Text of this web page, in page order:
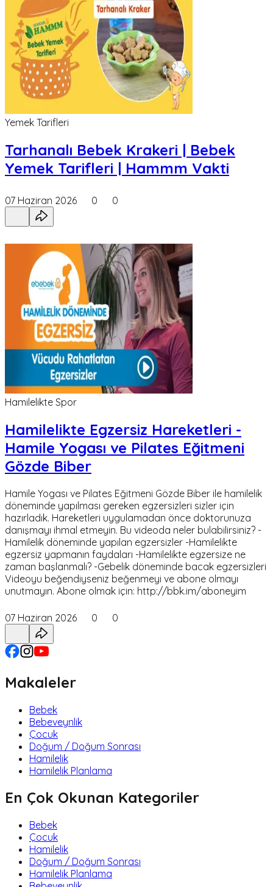
Yemek Tarifleri
Tarhanalı Bebek Krakeri | Bebek
Yemek Tarifleri | Hammm Vakti
07 Haziran 2026 0 0
Hamilelikte Spor
Hamilelikte Egzersiz Hareketleri -
Hamile Yogası ve Pilates Eğitmeni
Gözde Biber
Hamile Yogası ve Pilates Eğitmeni Gözde Biber ile hamilelik
döneminde yapılması gereken egzersizleri sizler için
hazırladık. Hareketleri uygulamadan önce doktorunuza
danışmayı ihmal etmeyin. Bu videoda neler bulabilirsiniz? -
Hamilelik döneminde yapılan egzersizler -Hamilelikte
egzersiz yapmanın faydaları -Hamilelikte egzersize ne
zaman başlanmalı? -Gebelik döneminde bacak egzersizleri
Videoyu beğendiyseniz beğenmeyi ve abone olmayı
unutmayın. Abone olmak için: http://bbk.im/aboneyim
07 Haziran 2026 0 0
Makaleler
Bebek
Bebeveynlik
Çocuk
Doğum / Doğum Sonrası
Hamilelik
Hamilelik Planlama
En Çok Okunan Kategoriler
Bebek
Çocuk
Hamilelik
Doğum / Doğum Sonrası
Hamilelik Planlama